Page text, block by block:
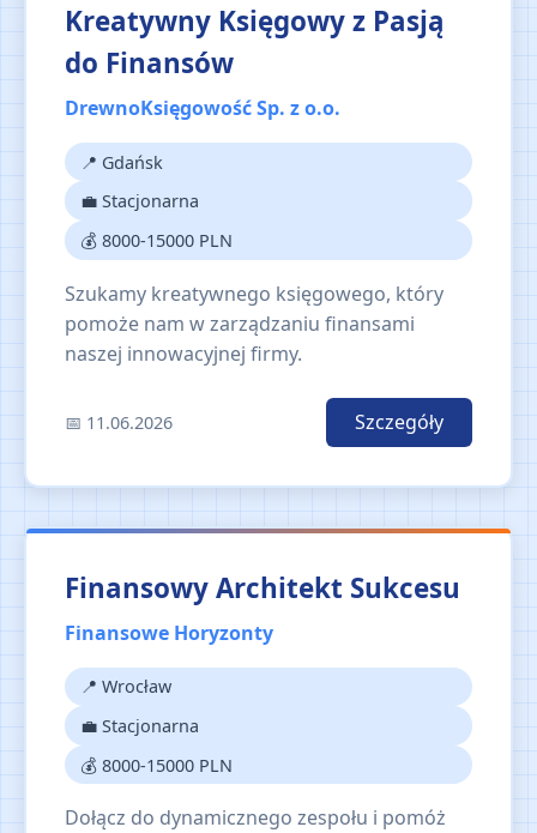
Kreatywny Księgowy z Pasją
do Finansów
DrewnoKsięgowość Sp. z o.o.
📍 Gdańsk
💼 Stacjonarna
💰 8000-15000 PLN
Szukamy kreatywnego księgowego, który
pomoże nam w zarządzaniu finansami
naszej innowacyjnej firmy.
📅 11.06.2026 Szczegóły
Finansowy Architekt Sukcesu
Finansowe Horyzonty
📍 Wrocław
💼 Stacjonarna
💰 8000-15000 PLN
Dołącz do dynamicznego zespołu i pomóż